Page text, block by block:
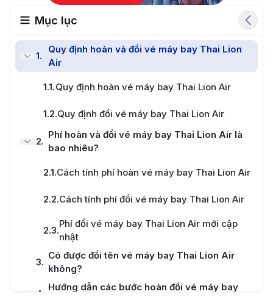
Mục lục
1.
Quy định hoàn và đổi vé máy bay Thai Lion
Air
1.1.Quy định hoàn vé máy bay Thai Lion Air
1.2.Quy định đổi vé máy bay Thai Lion Air
2.
Phí hoàn và đổi vé máy bay Thai Lion Air là
bao nhiêu?
2.1.Cách tính phí hoàn vé máy bay Thai Lion Air
2.2.Cách tính phí đổi vé máy bay Thai Lion Air
2.3.
Phí đổi vé máy bay Thai Lion Air mới cập
nhật
3.
Có được đổi tên vé máy bay Thai Lion Air
không?
4
Hướng dẫn các bước hoàn đổi vé máy bay
Đặt vé miễn phí
Tư vấn nhiệt tình
Hotline